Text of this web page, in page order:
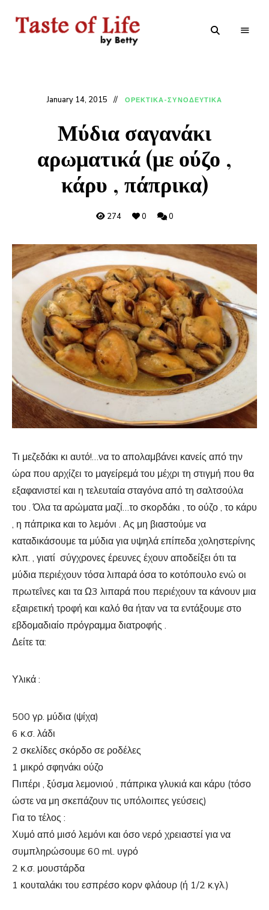
January 14, 2015 ΟΡΕΚΤΙΚΑ-ΣΥΝΟΔΕΥΤΙΚΑ
Μύδια σαγανάκι
αρωματικά (με ούζο ,
κάρυ , πάπρικα)
274 0 0
Τι μεζεδάκι κι αυτό!…να το απολαμβάνει κανείς από την
ώρα που αρχίζει το μαγείρεμά του μέχρι τη στιγμή που θα
εξαφανιστεί και η τελευταία σταγόνα από τη σαλτσούλα
του . Όλα τα αρώματα μαζί…το σκορδάκι , το ούζο , το κάρυ
, η πάπρικα και το λεμόνι . Ας μη βιαστούμε να
καταδικάσουμε τα μύδια για υψηλά επίπεδα χοληστερίνης
κλπ. , γιατί σύγχρονες έρευνες έχουν αποδείξει ότι τα
μύδια περιέχουν τόσα λιπαρά όσα το κοτόπουλο ενώ οι
πρωτεΐνες και τα Ω3 λιπαρά που περιέχουν τα κάνουν μια
εξαιρετική τροφή και καλό θα ήταν να τα εντάξουμε στο
εβδομαδιαίο πρόγραμμα διατροφής .
Δείτε τα:
Υλικά :
500 γρ. μύδια (ψίχα)
6 κ.σ. λάδι
2 σκελίδες σκόρδο σε ροδέλες
1 μικρό σφηνάκι ούζο
Πιπέρι , ξύσμα λεμονιού , πάπρικα γλυκιά και κάρυ (τόσο
ώστε να μη σκεπάζουν τις υπόλοιπες γεύσεις)
Για το τέλος :
Χυμό από μισό λεμόνι και όσο νερό χρειαστεί για να
συμπληρώσουμε 60 ml. υγρό
2 κ.σ. μουστάρδα
1 κουταλάκι του εσπρέσο κορν φλάουρ (ή 1/2 κ.γλ.)